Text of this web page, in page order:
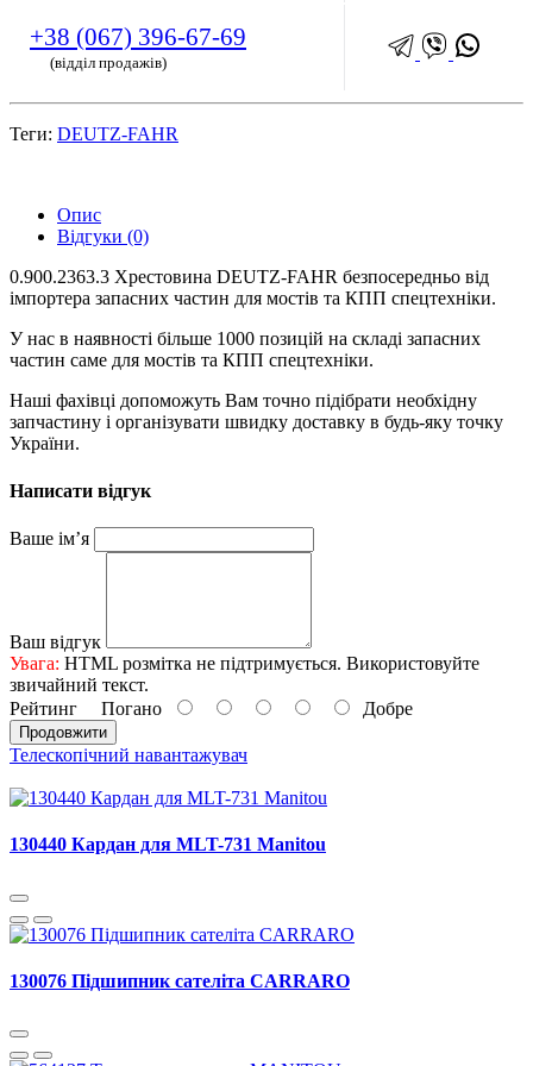
+38 (067) 396-67-69
(відділ продажів)
Теги: DEUTZ-FAHR
Опис
Відгуки (0)
0.900.2363.3 Хрестовина DEUTZ-FAHR безпосередньо від
імпортера запасних частин для мостів та КПП спецтехніки.
У нас в наявності більше 1000 позицій на складі запасних
частин саме для мостів та КПП спецтехніки.
Наші фахівці допоможуть Вам точно підібрати необхідну
запчастину і організувати швидку доставку в будь-яку точку
України.
Написати відгук
Ваше ім’я
Ваш відгук
Увага: HTML розмітка не підтримується. Використовуйте
звичайний текст.
Рейтинг Погано Добре
Продовжити
Телескопічний навантажувач
130440 Кардан для MLT-731 Manitou
130076 Підшипник сателіта CARRARO